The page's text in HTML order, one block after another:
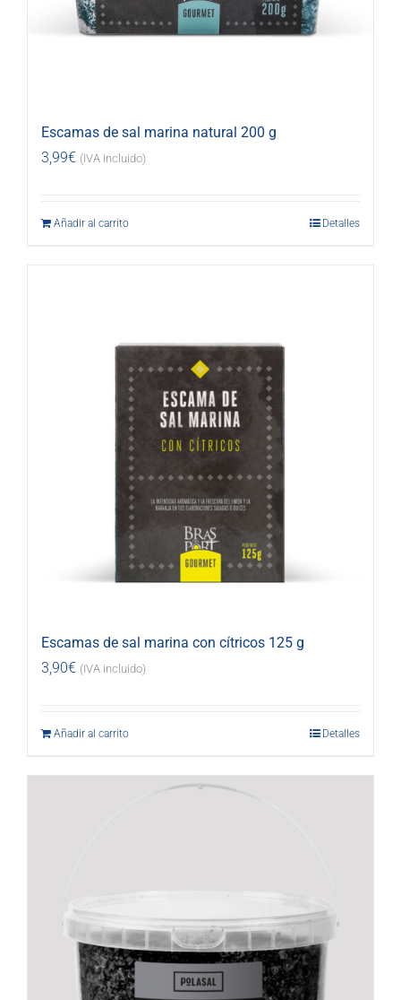
Escamas de sal marina natural 200 g
3,99€ (IVA incluido)
Añadir al carrito Detalles
Escamas de sal marina con cítricos 125 g
3,90€ (IVA incluido)
Añadir al carrito Detalles